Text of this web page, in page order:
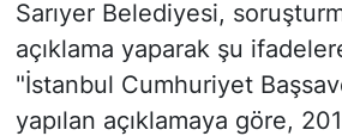
Sarıyer Belediyesi,
açıklama yaparak şu
"İstanbul Cumhuriyet
yapılan açıklamaya göre,